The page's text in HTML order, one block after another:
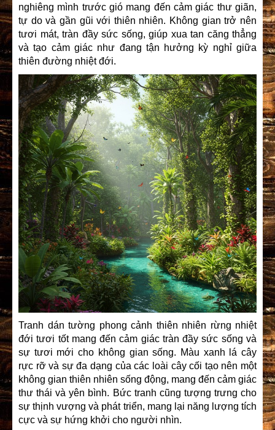
nghiêng mình trước gió mang đến cảm giác thư giãn,
tự do và gần gũi với thiên nhiên. Không gian trở nên
tươi mát, tràn đầy sức sống, giúp xua tan căng thẳng
và tạo cảm giác như đang tận hưởng kỳ nghỉ giữa
thiên đường nhiệt đới.
Tranh dán tường phong cảnh thiên nhiên rừng nhiệt
đới tươi tốt mang đến cảm giác tràn đầy sức sống và
sự tươi mới cho không gian sống. Màu xanh lá cây
rực rỡ và sự đa dạng của các loài cây cối tạo nên một
không gian thiên nhiên sống động, mang đến cảm giác
thư thái và yên bình. Bức tranh cũng tượng trưng cho
sự thịnh vượng và phát triển, mang lại năng lượng tích
cực và sự hứng khởi cho người nhìn.